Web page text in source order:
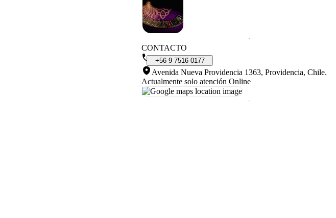
CONTACTO
+56 9 7516 0177
Avenida Nueva Providencia 1363, Providencia, Chile.
Actualmente solo atención Online